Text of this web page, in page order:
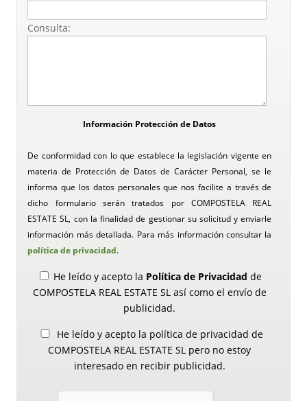
Consulta:
Información Protección de Datos
De conformidad con lo que establece la legislación vigente en
materia de Protección de Datos de Carácter Personal, se le
informa que los datos personales que nos facilite a través de
dicho formulario serán tratados por COMPOSTELA REAL
ESTATE SL, con la finalidad de gestionar su solicitud y enviarle
información más detallada. Para más información consultar la
política de privacidad.
He leído y acepto la Política de Privacidad de
COMPOSTELA REAL ESTATE SL así como el envío de
publicidad.
He leído y acepto la política de privacidad de
COMPOSTELA REAL ESTATE SL pero no estoy
interesado en recibir publicidad.